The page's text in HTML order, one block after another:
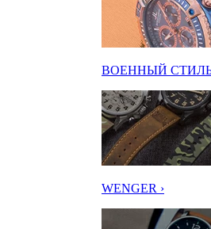
ВОЕННЫЙ СТИЛЬ
WENGER ›